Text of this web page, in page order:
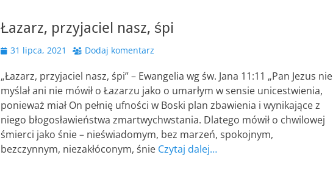
Łazarz, przyjaciel nasz, śpi
Opublikowano
31 lipca, 2021 Dodaj komentarz
„Łazarz, przyjaciel nasz, śpi” – Ewangelia wg św. Jana 11:11 „Pan Jezus nie
myślał ani nie mówił o Łazarzu jako o umarłym w sensie unicestwienia,
ponieważ miał On pełnię ufności w Boski plan zbawienia i wynikające z
niego błogosławieństwa zmartwychwstania. Dlatego mówił o chwilowej
śmierci jako śnie – nieświadomym, bez marzeń, spokojnym,
bezczynnym, niezakłóconym, śnie Czytaj dalej…